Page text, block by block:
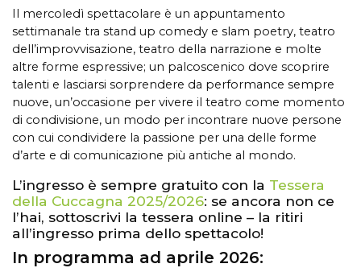
Il mercoledì spettacolare è un appuntamento
settimanale tra stand up comedy e slam poetry, teatro
dell’improvvisazione, teatro della narrazione e molte
altre forme espressive; un palcoscenico dove scoprire
talenti e lasciarsi sorprendere da performance sempre
nuove, un’occasione per vivere il teatro come momento
di condivisione, un modo per incontrare nuove persone
con cui condividere la passione per una delle forme
d’arte e di comunicazione più antiche al mondo.
L’ingresso è sempre gratuito con la Tessera
della Cuccagna 2025/2026: se ancora non ce
l’hai, sottoscrivi la tessera online – la ritiri
all’ingresso prima dello spettacolo!
In programma ad aprile 2026: